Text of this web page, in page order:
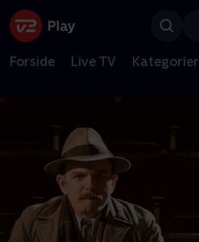
Forside Live TV Kategorier